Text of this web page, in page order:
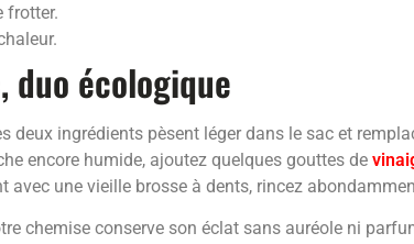
frotter.
duo écologique
deux ingrédients pèsent léger dans le sac et
encore humide, ajoutez quelques gouttes de
une vieille brosse à dents, rincez
chemise conserve son éclat sans auréole ni